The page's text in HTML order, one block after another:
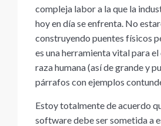
compleja labor a la que la
hoy en día se enfrenta. No
construyendo puentes físicos
es una herramienta vital para
raza humana (así de grande y
párrafos con ejemplos
Estoy totalmente de acuerdo
software debe ser sometida a